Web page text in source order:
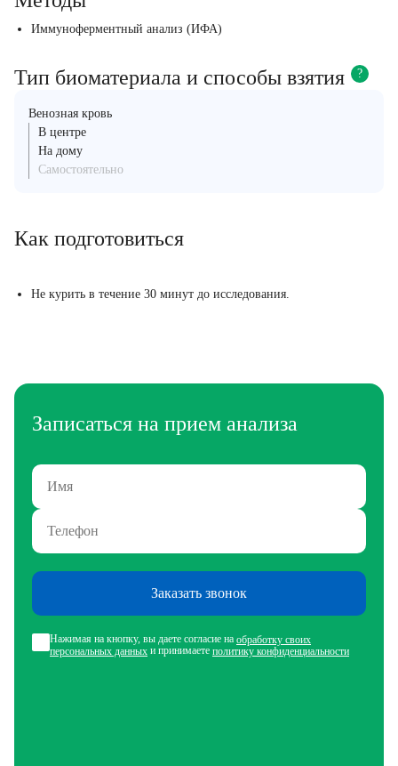
Иммуноферментный анализ (ИФА)
Тип биоматериала и способы взятия ?
Венозная кровь
В центре
На дому
Самостоятельно
Как подготовиться
Не курить в течение 30 минут до исследования.
Записаться на прием анализа
Заказать звонок
Нажимая на кнопку, вы даете согласие на обработку своих
персональных данных и принимаете политику конфиденциальности